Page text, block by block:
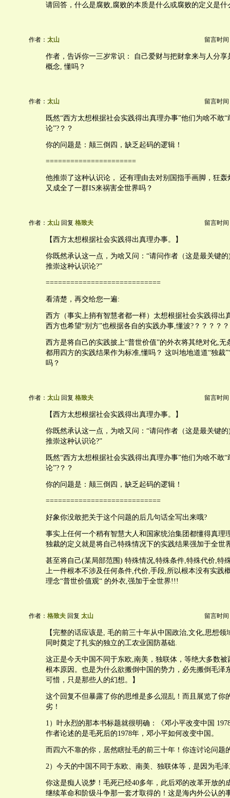
请回答，什么是腐败,腐败的本质是什么或腐败的定义是什
作者： 太山 留言时间
作者，告诉你一三岁常识： 自己爱财与把财拿来与人分享
概念, 懂吗？
作者： 太山 留言时间
既然“西方太想根据社会实践得出真理办事”他们为啥不敢
论”?？？
你的问题是：颠三倒四，缺乏起码的逻辑！
======================
他推崇了这种认识论， 还有理由去对别国指手画脚，狂轰
又成全了一群IS来祸害全世界吗？
作者： 太山 回复 格致夫 留言时间
【西方太想根据社会实践得出真理办事。】
你既然承认这一点，为啥又问：“请问作者（这是最关键
推崇这种认识论?”
============================
看清楚，再交给您一遍:
西方（事实上捎有智慧者都一样）太想根据社会实践得出
西方也希望“别方”也根据各自的实践办事,懂波?？？？？
西方是将自己的实践披上“普世价值”的外衣将其绝对化,无
都用四方的实践结果作为标准,懂吗？ 这叫地地道道“独裁
吗？
作者： 太山 回复 格致夫 留言时间
【西方太想根据社会实践得出真理办事。】
你既然承认这一点，为啥又问：“请问作者（这是最关键
推崇这种认识论?”
既然“西方太想根据社会实践得出真理办事”他们为啥不敢
论”?？？
你的问题是：颠三倒四，缺乏起码的逻辑！
============================
好象你没敢把关于这个问题的后几句话全写出来哦?
事实上任何一个稍有智慧大人和国家统治集团都懂得真理
独裁的定义就是将自己特殊情况下的实践结果强加于全世
甚至将自己(某局部范围) 特殊情况,特殊条件,特殊代价,特
上一件根本不涉及任何条件,代价,手段,所以根本没有实践
理念“普世价值观“ 的外衣,强加于全世界!!!
作者： 格致夫 回复 太山 留言时间
【完整的话应该是, 毛的前三十年从中国政治,文化,思想领
同时奠定了扎实的独立的工农业国防基础.
这正是今天中国不同于东欧,南美，独联体，等绝大多数被
根本原因。也是为什么欲搬倒中国的势力，必先搬倒毛泽
可惜，只是那些人的幻想。】
这个回复不但暴露了你的思维是多么混乱！而且展览了你
劣！
1）叶永烈的那本书标题就很明确：《邓小平改变中国
作者论述的是毛死后的1978年，邓小平如何改变中国。
而四六不靠的你，居然瞎扯毛的前三十年！你连讨论问题
2）今天的中国不同于东欧、南美、独联体等，是因为毛
你这是痴人说梦！毛死已经40多年，此后邓的改革开放的
继续革命和阶级斗争那一套才取得的！这是海内外公认的